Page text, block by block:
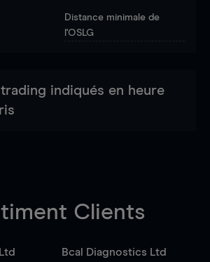
Distance minimale de
l'OSLG
indiqués en heure
Clients
Bcal Diagnostics Ltd